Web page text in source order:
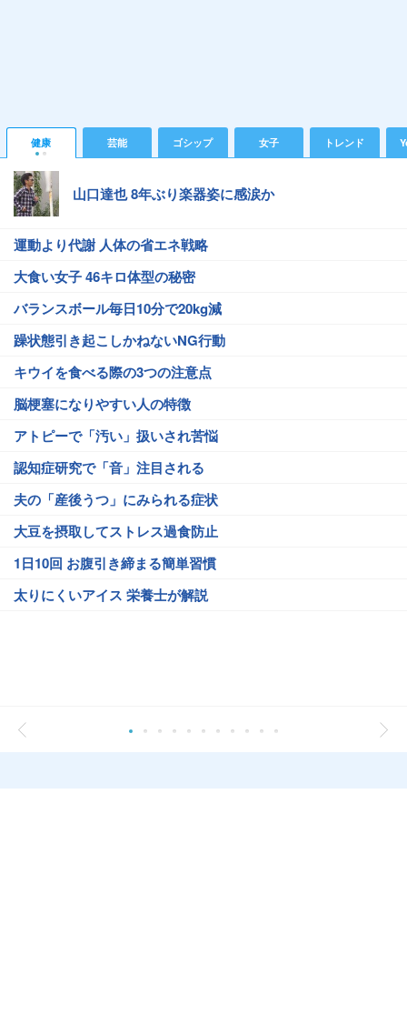
健康 芸能 ゴシップ 女子 トレンド
山口達也 8年ぶり楽器姿に感涙か
運動より代謝 人体の省エネ戦略
大食い女子 46キロ体型の秘密
バランスボール毎日10分で20kg減
躁状態引き起こしかねないNG行動
キウイを食べる際の3つの注意点
脳梗塞になりやすい人の特徴
アトピーで「汚い」扱いされ苦悩
認知症研究で「音」注目される
夫の「産後うつ」にみられる症状
大豆を摂取してストレス過食防止
1日10回 お腹引き締まる簡単習慣
太りにくいアイス 栄養士が解説